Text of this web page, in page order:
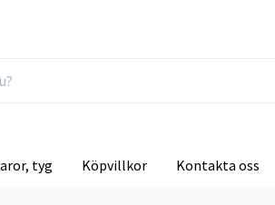
tyg Köpvillkor Kontakta oss